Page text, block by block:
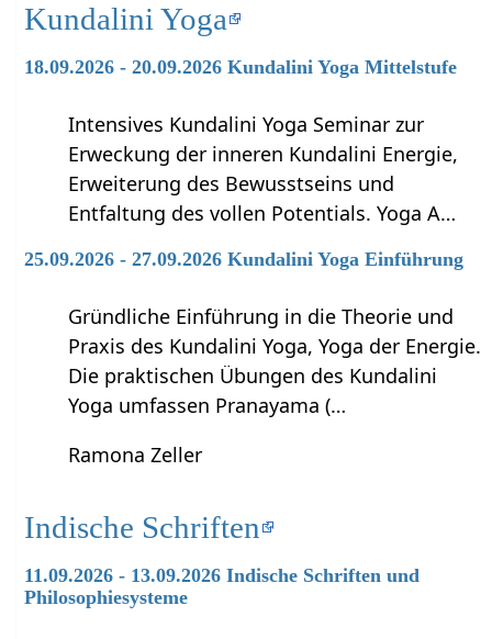
Kundalini Yoga
18.09.2026 - 20.09.2026 Kundalini Yoga Mittelstufe
Intensives Kundalini Yoga Seminar zur
Erweckung der inneren Kundalini Energie,
Erweiterung des Bewusstseins und
Entfaltung des vollen Potentials. Yoga A…
25.09.2026 - 27.09.2026 Kundalini Yoga Einführung
Gründliche Einführung in die Theorie und
Praxis des Kundalini Yoga, Yoga der Energie.
Die praktischen Übungen des Kundalini
Yoga umfassen Pranayama (…
Ramona Zeller
Indische Schriften
11.09.2026 - 13.09.2026 Indische Schriften und
Philosophiesysteme